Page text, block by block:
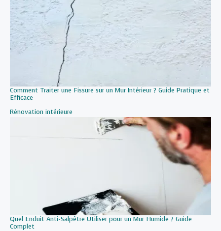
Comment Traiter une Fissure sur un Mur Intérieur ? Guide Pratique et
Efficace
Par rapport à
Rénovation intérieure
Quel Enduit Anti-Salpêtre Utiliser pour un Mur Humide ? Guide
Complet